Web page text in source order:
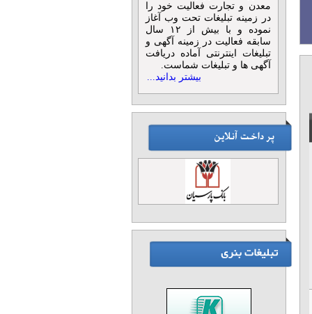
معدن و تجارت فعالیت خود را
در زمینه تبلیغات تحت وب آغاز
نموده و با بیش از ۱۲ سال
سابقه فعالیت در زمینه آگهی و
تبلیغات اینترنتی آماده دریافت
آگهی ها و تبلیغات شماست.
بیشتر بدانید...